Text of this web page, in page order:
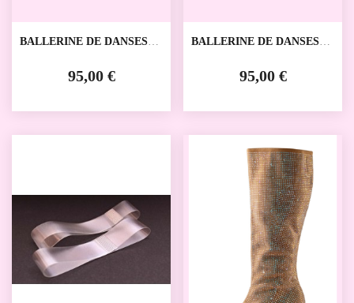
BALLERINE DE DANSES
95,00 €
BALLERINE DE DANSES
95,00 €